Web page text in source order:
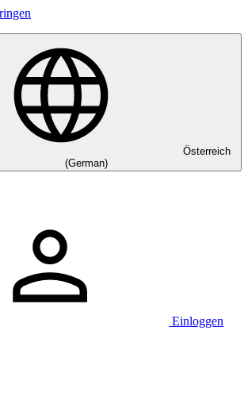
Österreich
(German)
Einloggen